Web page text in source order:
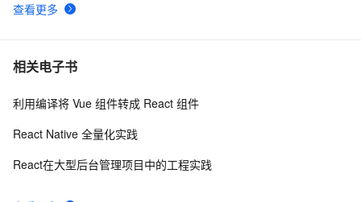
战应用与优势剖析！
查看更多
相关电子书
利用编译将 Vue 组件转成 React 组件
React Native 全量化实践
React在大型后台管理项目中的工程实践